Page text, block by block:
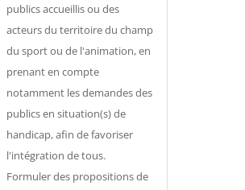
publics accueillis ou des
acteurs du territoire du champ
du sport ou de l'animation, en
prenant en compte
notamment les demandes des
publics en situation(s) de
handicap, afin de favoriser
l'intégration de tous.
Formuler des propositions de